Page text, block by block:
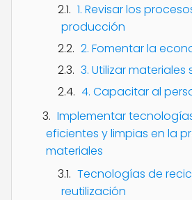
1. Revisar los
producción
2. Fomentar la
3. Utilizar materiales
4. Capacitar al
Implementar
eficientes y limpias en la
materiales
Tecnologías de
reutilización